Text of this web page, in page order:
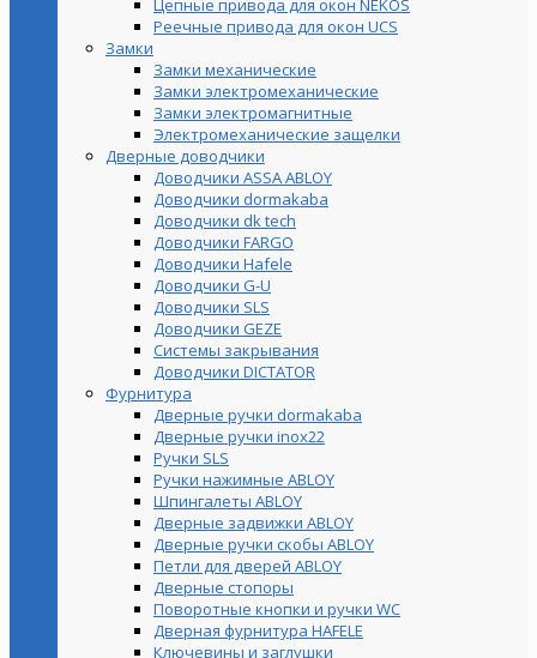
Реечные привода для окон UСS
Замки
Замки механические
Замки электромеханические
Замки электромагнитные
Электромеханические защелки
Дверные доводчики
Доводчики ASSA ABLOY
Доводчики dormakaba
Доводчики dk tech
Доводчики FARGO
Доводчики Hafele
Доводчики G-U
Доводчики SLS
Доводчики GEZE
Cистемы закрывания
Доводчики DICTATOR
Фурнитура
Дверные ручки dormakaba
Дверные ручки inox22
Ручки SLS
Ручки нажимные ABLOY
Шпингалеты ABLOY
Дверные задвижки ABLOY
Дверные ручки скобы ABLOY
Петли для дверей ABLOY
Дверные стопоры
Поворотные кнопки и ручки WC
Дверная фурнитура HAFELE
Ключевины и заглушки